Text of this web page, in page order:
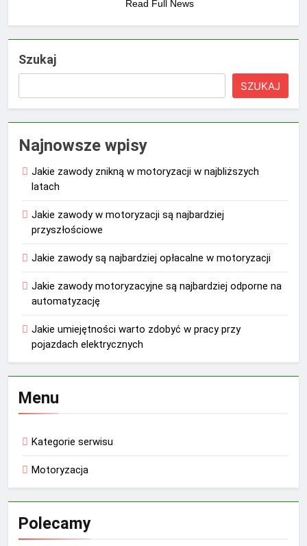
Read Full News
Szukaj
SZUKAJ
Najnowsze wpisy
Jakie zawody znikną w motoryzacji w najbliższych
latach
Jakie zawody w motoryzacji są najbardziej
przyszłościowe
Jakie zawody są najbardziej opłacalne w motoryzacji
Jakie zawody motoryzacyjne są najbardziej odporne na
automatyzację
Jakie umiejętności warto zdobyć w pracy przy
pojazdach elektrycznych
Menu
Kategorie serwisu
Motoryzacja
Polecamy